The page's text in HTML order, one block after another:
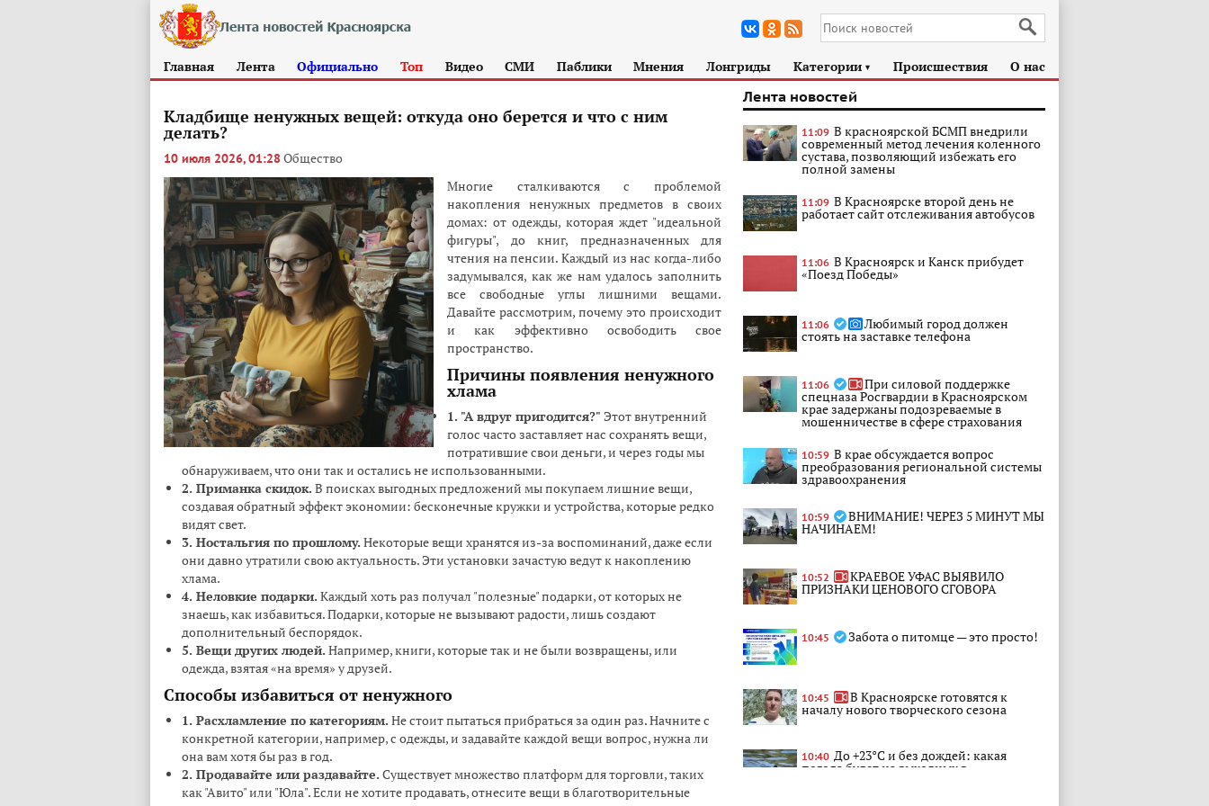
Главная Лента Официально Топ Видео СМИ Паблики Мнения Лонгриды Категории ► Происшествия О нас
Кладбище ненужных вещей: откуда оно берется и что с ним
делать?
10 июля 2026, 01:28 Общество
Многие сталкиваются с проблемой
накопления ненужных предметов в своих
домах: от одежды, которая ждет "идеальной
фигуры", до книг, предназначенных для
чтения на пенсии. Каждый из нас когда-либо
задумывался, как же нам удалось заполнить
все свободные углы лишними вещами.
Давайте рассмотрим, почему это происходит
и как эффективно освободить свое
пространство.
Причины появления ненужного
хлама
1. "А вдруг пригодится?" Этот внутренний
голос часто заставляет нас сохранять вещи,
потратившие свои деньги, и через годы мы
обнаруживаем, что они так и остались не использованными.
2. Приманка скидок. В поисках выгодных предложений мы покупаем лишние вещи,
создавая обратный эффект экономии: бесконечные кружки и устройства, которые редко
видят свет.
3. Ностальгия по прошлому. Некоторые вещи хранятся из-за воспоминаний, даже если
они давно утратили свою актуальность. Эти установки зачастую ведут к накоплению
хлама.
4. Неловкие подарки. Каждый хоть раз получал "полезные" подарки, от которых не
знаешь, как избавиться. Подарки, которые не вызывают радости, лишь создают
дополнительный беспорядок.
5. Вещи других людей. Например, книги, которые так и не были возвращены, или
одежда, взятая «на время» у друзей.
Способы избавиться от ненужного
1. Расхламление по категориям. Не стоит пытаться прибраться за один раз. Начните с
конкретной категории, например, с одежды, и задавайте каждой вещи вопрос, нужна ли
она вам хотя бы раз в год.
2. Продавайте или раздавайте. Существует множество платформ для торговли, таких
как "Авито" или "Юла". Если не хотите продавать, отнесите вещи в благотворительные
Лента новостей
11:09 В красноярской БСМП внедрили
современный метод лечения коленного
сустава, позволяющий избежать его
полной замены
11:09 В Красноярске второй день не
работает сайт отслеживания автобусов
11:06 В Красноярск и Канск прибудет
«Поезд Победы»
11:06 Любимый город должен
стоять на заставке телефона
11:06 При силовой поддержке
спецназа Росгвардии в Красноярском
крае задержаны подозреваемые в
мошенничестве в сфере страхования
10:59 В крае обсуждается вопрос
преобразования региональной системы
здравоохранения
10:59 ВНИМАНИЕ! ЧЕРЕЗ 5 МИНУТ МЫ
НАЧИНАЕМ!
10:52 КРАЕВОЕ УФАС ВЫЯВИЛО
ПРИЗНАКИ ЦЕНОВОГО СГОВОРА
10:45 Забота о питомце — это просто!
10:45 В Красноярске готовятся к
началу нового творческого сезона
10:40 До +23°C и без дождей: какая
погода будет на выходных в